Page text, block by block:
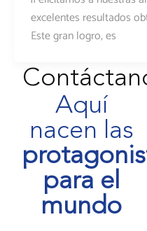
excelentes resultados
Este gran logro, es
Aquí
nacen las
para el
mundo